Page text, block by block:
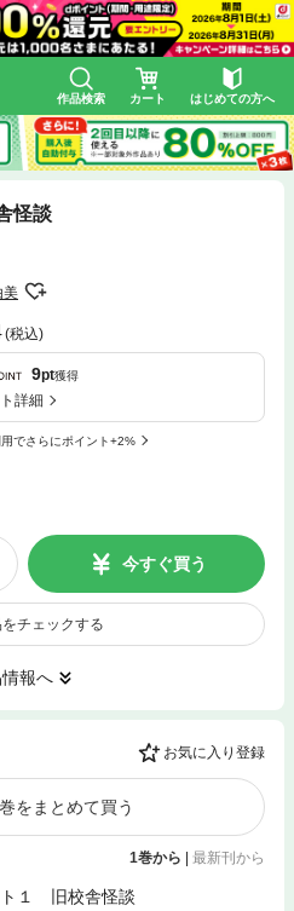
作品検索 カート はじめての方へ
怪談
美
(税込)
9pt獲得
詳細
でさらにポイント+2%
今すぐ買う
チェックする
報へ
お気に入り登録
をまとめて買う
1巻から | 最新刊から
ト１ 旧校舎怪談